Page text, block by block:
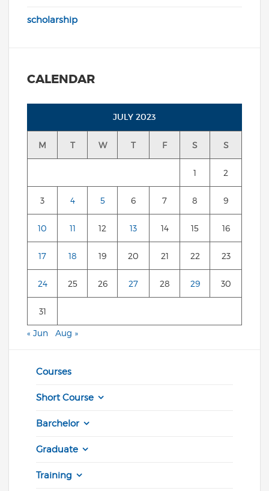
scholarship
CALENDAR
JULY 2023
M T W T F S S
1 2
3 4 5 6 7 8 9
10 11 12 13 14 15 16
17 18 19 20 21 22 23
24 25 26 27 28 29 30
31
« Jun Aug »
Courses
Short Course
Barchelor
Graduate
Training